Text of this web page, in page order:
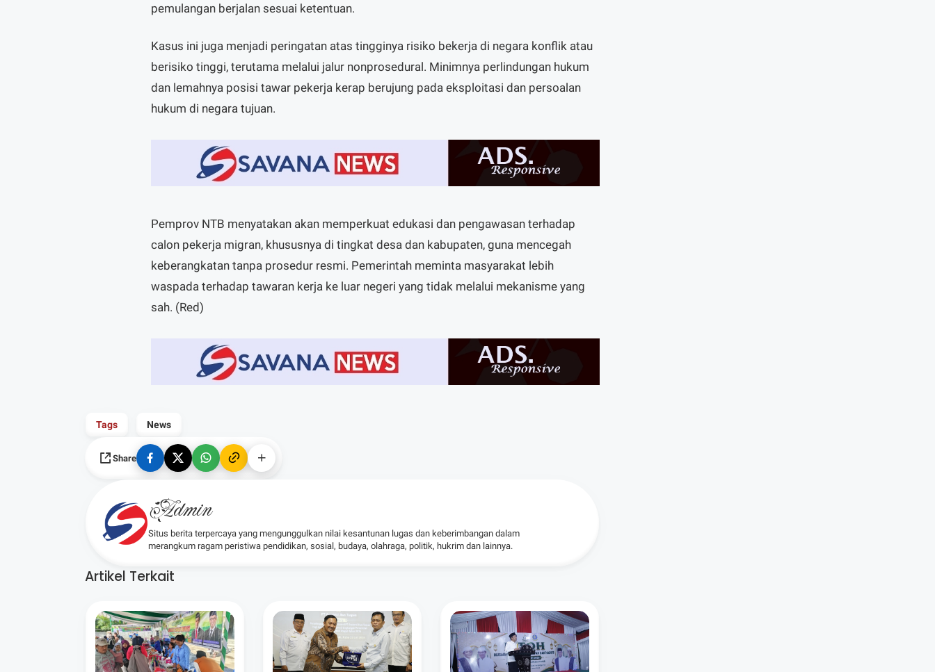
pemulangan berjalan sesuai ketentuan.
Kasus ini juga menjadi peringatan atas tingginya risiko bekerja di negara konflik atau
berisiko tinggi, terutama melalui jalur nonprosedural. Minimnya perlindungan hukum
dan lemahnya posisi tawar pekerja kerap berujung pada eksploitasi dan persoalan
hukum di negara tujuan.
Pemprov NTB menyatakan akan memperkuat edukasi dan pengawasan terhadap
calon pekerja migran, khususnya di tingkat desa dan kabupaten, guna mencegah
keberangkatan tanpa prosedur resmi. Pemerintah meminta masyarakat lebih
waspada terhadap tawaran kerja ke luar negeri yang tidak melalui mekanisme yang
sah. (Red)
Tags News
Share
Admin
Situs berita terpercaya yang mengunggulkan nilai kesantunan lugas dan keberimbangan dalam
merangkum ragam peristiwa pendidikan, sosial, budaya, olahraga, politik, hukrim dan lainnya.
Artikel Terkait